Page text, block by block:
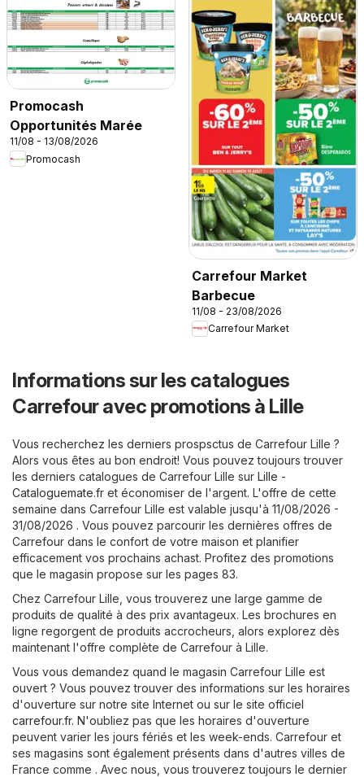
Promocash
Opportunités Marée
11/08 - 13/08/2026
Promocash
Carrefour Market
Barbecue
11/08 - 23/08/2026
Carrefour Market
Informations sur les catalogues
Carrefour avec promotions à Lille
Vous recherchez les derniers prospsctus de Carrefour Lille ?
Alors vous êtes au bon endroit! Vous pouvez toujours trouver
les derniers catalogues de Carrefour Lille sur Lille -
Cataloguemate.fr et économiser de l'argent. L'offre de cette
semaine dans Carrefour Lille est valable jusqu'à 11/08/2026 -
31/08/2026 . Vous pouvez parcourir les dernières offres de
Carrefour dans le confort de votre maison et planifier
efficacement vos prochains achast. Profitez des promotions
que le magasin propose sur les pages 83.
Chez Carrefour Lille, vous trouverez une large gamme de
produits de qualité à des prix avantageux. Les brochures en
ligne regorgent de produits accrocheurs, alors explorez dès
maintenant l'offre complète de Carrefour à Lille.
Vous vous demandez quand le magasin Carrefour Lille est
ouvert ? Vous pouvez trouver des informations sur les horaires
d'ouverture sur notre site Internet ou sur le site officiel
carrefour.fr. N'oubliez pas que les horaires d'ouverture
peuvent varier les jours fériés et les week-ends. Carrefour et
ses magasins sont également présents dans d'autres villes de
France comme . Avec nous, vous trouverez toujours le dernier